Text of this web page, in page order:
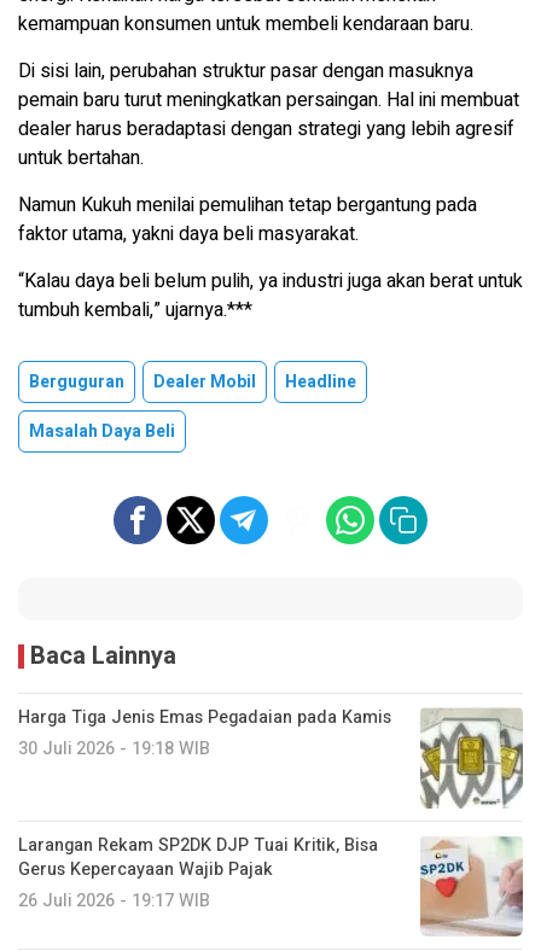
kemampuan konsumen untuk membeli kendaraan baru.
Di sisi lain, perubahan struktur pasar dengan masuknya
pemain baru turut meningkatkan persaingan. Hal ini membuat
dealer harus beradaptasi dengan strategi yang lebih agresif
untuk bertahan.
Namun Kukuh menilai pemulihan tetap bergantung pada
faktor utama, yakni daya beli masyarakat.
“Kalau daya beli belum pulih, ya industri juga akan berat untuk
tumbuh kembali,” ujarnya.***
Berguguran Dealer Mobil
Headline
Masalah Daya Beli
Baca Lainnya
Harga Tiga Jenis Emas Pegadaian pada Kamis
30 Juli 2026 - 19:18 WIB
Larangan Rekam SP2DK DJP Tuai Kritik, Bisa
Gerus Kepercayaan Wajib Pajak
26 Juli 2026 - 19:17 WIB